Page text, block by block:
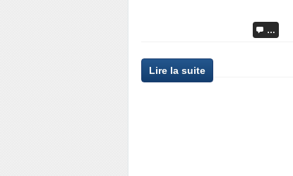
…
Lire la suite